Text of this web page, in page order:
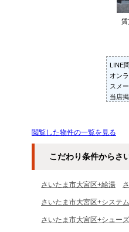
LINE
オン
スメ
当店
だきま
閲覧した物件の一覧を見る
こだわり条件からさ
さいたま市大宮区+給湯
さいたま市大宮区+システ
さいたま市大宮区+シュー